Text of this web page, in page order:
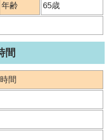
年齢 65歳
間
間